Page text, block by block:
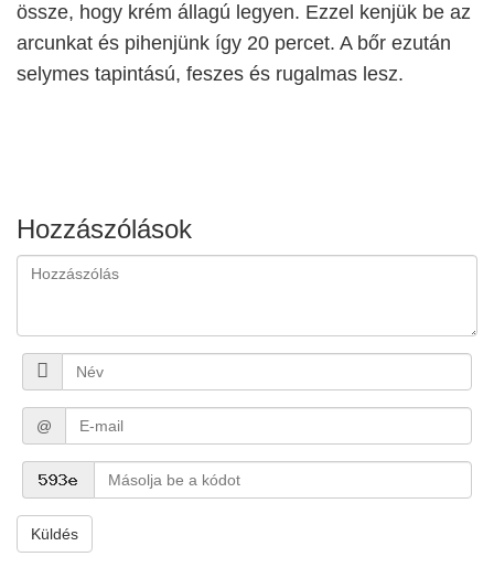
össze, hogy krém állagú legyen. Ezzel kenjük be az
arcunkat és pihenjünk így 20 percet. A bőr ezután
selymes tapintású, feszes és rugalmas lesz.
Hozzászólások
@
Küldés